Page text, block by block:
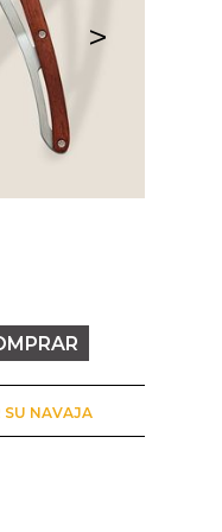
SU NAVAJA
>